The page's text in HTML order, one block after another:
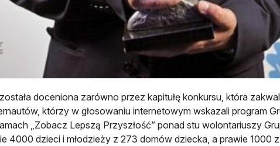
doceniona zarówno przez kapitułę konkursu, która
którzy w głosowaniu internetowym wskazali program
„Zobacz Lepszą Przyszłość” ponad stu wolontariuszy
4000 dzieci i młodzieży z 273 domów dziecka, a prawie 1000